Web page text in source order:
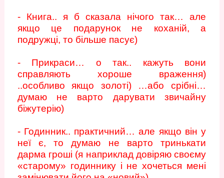
- Книга.. я б сказала нічого так… але
якщо це подарунок не коханій, а
подружці, то більше пасує)
- Прикраси… о так.. кажуть вони
справляють хороше враження)
..особливо якщо золоті) …або срібні…
думаю не варто дарувати звичайну
біжутерію)
- Годинник.. практичний… але якщо він у
неї є, то думаю не варто тринькати
дарма гроші (я наприклад довіряю своєму
«старому» годиннику і не хочеться мені